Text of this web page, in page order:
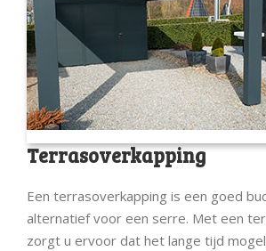
Terrasoverkapping
Een terrasoverkapping is een goed
alternatief voor een serre. Met een
zorgt u ervoor dat het lange tijd